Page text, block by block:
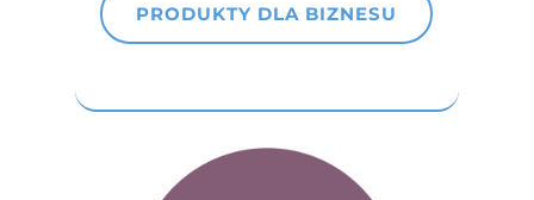
PRODUKTY DLA BIZNESU